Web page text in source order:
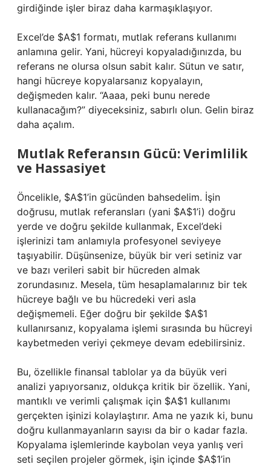
girdiğinde işler biraz daha karmaşıklaşıyor.
Excel’de $A$1 formatı, mutlak referans kullanımı
anlamına gelir. Yani, hücreyi kopyaladığınızda, bu
referans ne olursa olsun sabit kalır. Sütun ve satır,
hangi hücreye kopyalarsanız kopyalayın,
değişmeden kalır. “Aaaa, peki bunu nerede
kullanacağım?” diyeceksiniz, sabırlı olun. Gelin biraz
daha açalım.
Mutlak Referansın Gücü: Verimlilik
ve Hassasiyet
Öncelikle, $A$1’in gücünden bahsedelim. İşin
doğrusu, mutlak referansları (yani $A$1’i) doğru
yerde ve doğru şekilde kullanmak, Excel’deki
işlerinizi tam anlamıyla profesyonel seviyeye
taşıyabilir. Düşünsenize, büyük bir veri setiniz var
ve bazı verileri sabit bir hücreden almak
zorundasınız. Mesela, tüm hesaplamalarınız bir tek
hücreye bağlı ve bu hücredeki veri asla
değişmemeli. Eğer doğru bir şekilde $A$1
kullanırsanız, kopyalama işlemi sırasında bu hücreyi
kaybetmeden veriyi çekmeye devam edebilirsiniz.
Bu, özellikle finansal tablolar ya da büyük veri
analizi yapıyorsanız, oldukça kritik bir özellik. Yani,
mantıklı ve verimli çalışmak için $A$1 kullanımı
gerçekten işinizi kolaylaştırır. Ama ne yazık ki, bunu
doğru kullanmayanların sayısı da bir o kadar fazla.
Kopyalama işlemlerinde kaybolan veya yanlış veri
seti seçilen projeler görmek, işin içinde $A$1’in